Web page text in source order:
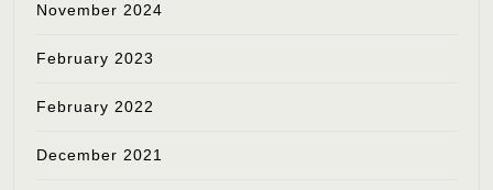
November 2024
February 2023
February 2022
December 2021